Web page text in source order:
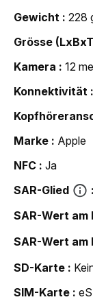
Gewicht
228
Grösse
Kamera
12
Konnektivität
Marke
Apple
NFC
Ja
SAR-Glied
SAR-Wert am
SAR-Wert am
SD-Karte
SIM-Karte